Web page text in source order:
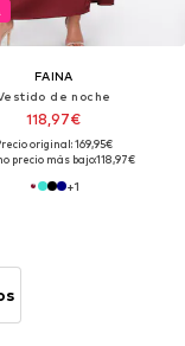
FAINA
de noche
118,97€
original: 169,95€
precio más bajo:118,97€
+1